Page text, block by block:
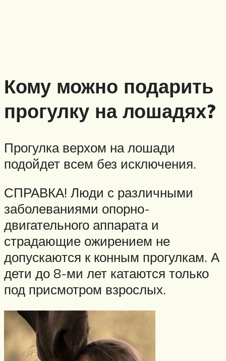
Кому можно подарить
прогулку на лошадях?
Прогулка верхом на лошади
подойдет всем без исключения.
СПРАВКА! Люди с различными
заболеваниями опорно-
двигательного аппарата и
страдающие ожирением не
допускаются к конным прогулкам. А
дети до 8-ми лет катаются только
под присмотром взрослых.